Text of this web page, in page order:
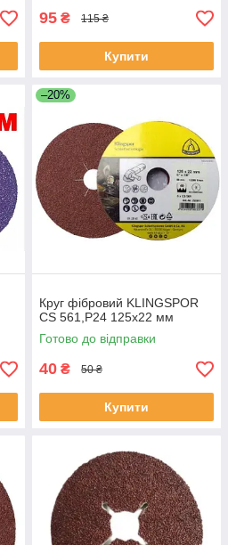
95 ₴ 115 ₴
Купити
–20%
Круг фібровий KLINGSPOR
CS 561,P24 125x22 мм
Готово до відправки
40 ₴ 50 ₴
Купити